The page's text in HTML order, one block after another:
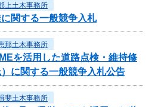
上土木事務所
関する一般競争入札
那土木事務所
を活用した道路点検・維持修
に関する一般競争入札公告
斐土木事務所